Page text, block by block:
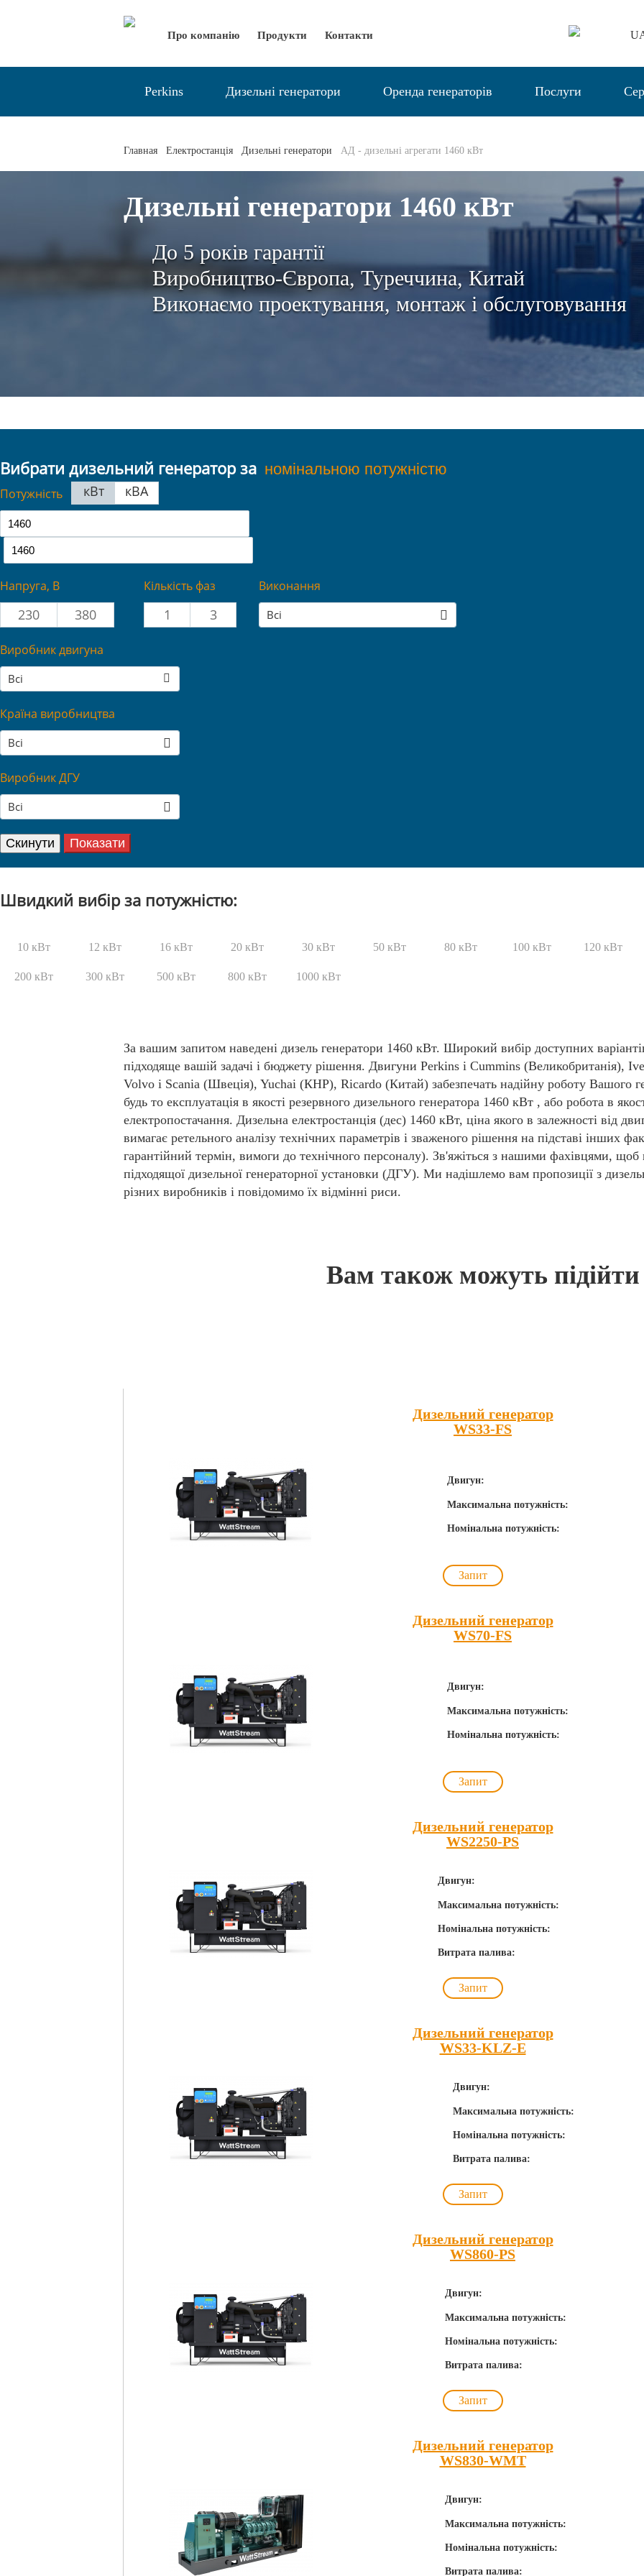
Про компанію Продукти Контакти
Perkins Дизельні генератори Оренда генераторів Послуги
Главная Електростанція Дизельні генератори АД - дизельні агрегати 1460 кВт
Дизельні генератори 1460 кВт
До 5 років гарантії
Виробництво-Європа, Туреччина, Китай
Виконаємо проектування, монтаж і обслуговування
Вибрати дизельний генератор за
Потужність кВт кВА
Напруга, В
230 380
Кількість фаз
1 3
Виконання
Всі
Виробник двигуна
Всі
Країна виробництва
Всі
Виробник ДГУ
Всі
Швидкий вибір за потужністю:
10 кВт 12 кВт 16 кВт 20 кВт 30 кВт 50 кВт 80 кВт 100 кВт 120 кВт
200 кВт 300 кВт 500 кВт 800 кВт 1000 кВт
За вашим запитом наведені дизель генератори 1460 кВт. Широкий вибір доступних
підходяще вашій задачі і бюджету рішення. Двигуни Perkins і Cummins (Великобританія),
Volvo і Scania (Швеція), Yuchai (КНР), Ricardo (Китай) забезпечать надійну роботу Вашого
будь то експлуатація в якості резервного дизельного генератора 1460 кВт , або робота в
електропостачання. Дизельна електростанція (дес) 1460 кВт, ціна якого в залежності від
вимагає ретельного аналізу технічних параметрів і зваженого рішення на підставі інших
гарантійний термін, вимоги до технічного персоналу). Зв'яжіться з нашими фахівцями,
підходящої дизельної генераторної установки (ДГУ). Ми надішлемо вам пропозиції з
різних виробників і повідомимо їх відмінні риси.
Вам також можуть підійти
Дизельний генератор
WS33-FS
Двигун:
Максимальна потужність:
Номінальна потужність:
Запит
Дизельний генератор
WS70-FS
Двигун:
Максимальна потужність:
Номінальна потужність:
Запит
Дизельний генератор
WS2250-PS
Двигун:
Максимальна потужність:
Номінальна потужність:
Витрата палива:
Запит
Дизельний генератор
WS33-KLZ-E
Двигун:
Максимальна потужність:
Номінальна потужність:
Витрата палива:
Запит
Дизельний генератор
WS860-PS
Двигун:
Максимальна потужність:
Номінальна потужність:
Витрата палива:
Запит
Дизельний генератор
WS830-WMT
Двигун:
Максимальна потужність:
Номінальна потужність:
Витрата палива: